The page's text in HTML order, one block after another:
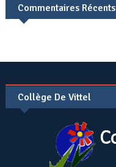
Commentaires Récents
Collège De Vittel